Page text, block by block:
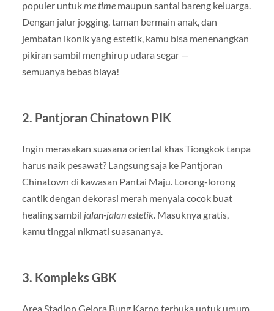
populer untuk me timemaupun santai bareng keluarga.
Dengan jalur jogging, taman bermain anak, dan
jembatan ikonik yang estetik, kamu bisa menenangkan
pikiran sambil menghirup udara segar —
semuanya bebas biaya!
2. Pantjoran Chinatown PIK
Ingin merasakan suasana oriental khas Tiongkok tanpa
harus naik pesawat? Langsung saja ke Pantjoran
Chinatown di kawasan Pantai Maju. Lorong-lorong
cantik dengan dekorasi merah menyala cocok buat
healing sambil jalan-jalan estetik. Masuknya gratis,
kamu tinggal nikmati suasananya.
3. Kompleks GBK
Area Stadion Gelora Bung Karno terbuka untuk umum